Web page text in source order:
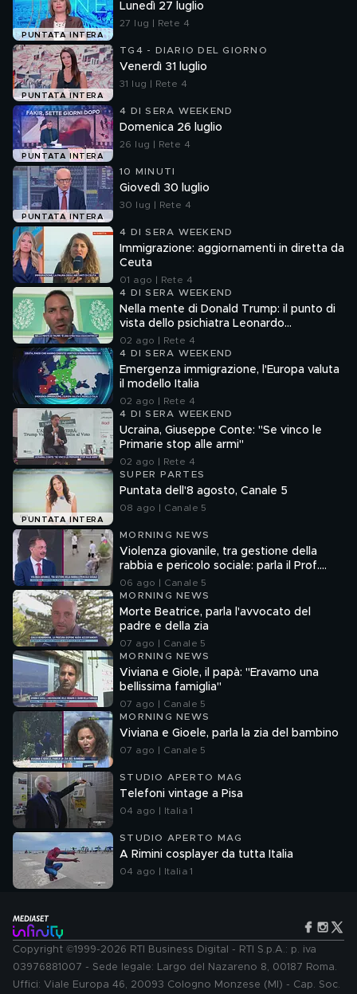
PUNTATA INTERA
Lunedì 27 luglio
27 lug | Rete 4
PUNTATA INTERA
TG4 - DIARIO DEL GIORNO
Venerdì 31 luglio
31 lug | Rete 4
PUNTATA INTERA
4 DI SERA WEEKEND
Domenica 26 luglio
26 lug | Rete 4
PUNTATA INTERA
10 MINUTI
Giovedì 30 luglio
30 lug | Rete 4
4 DI SERA WEEKEND
Immigrazione: aggiornamenti in diretta da
Ceuta
01 ago | Rete 4
4 DI SERA WEEKEND
Nella mente di Donald Trump: il punto di
vista dello psichiatra Leonardo
Mendolicchio
02 ago | Rete 4
4 DI SERA WEEKEND
Emergenza immigrazione, l'Europa valuta
il modello Italia
02 ago | Rete 4
4 DI SERA WEEKEND
Ucraina, Giuseppe Conte: "Se vinco le
Primarie stop alle armi"
02 ago | Rete 4
PUNTATA INTERA
SUPER PARTES
Puntata dell'8 agosto, Canale 5
08 ago | Canale 5
MORNING NEWS
Violenza giovanile, tra gestione della
rabbia e pericolo sociale: parla il Prof.
Pierpaolo Limone
06 ago | Canale 5
MORNING NEWS
Morte Beatrice, parla l'avvocato del
padre e della zia
07 ago | Canale 5
MORNING NEWS
Viviana e Giole, il papà: "Eravamo una
bellissima famiglia"
07 ago | Canale 5
MORNING NEWS
Viviana e Gioele, parla la zia del bambino
07 ago | Canale 5
STUDIO APERTO MAG
Telefoni vintage a Pisa
04 ago | Italia 1
STUDIO APERTO MAG
A Rimini cosplayer da tutta Italia
04 ago | Italia 1
Copyright ©1999-2026 RTI Business Digital - RTI S.p.A.: p. iva
03976881007 - Sede legale: Largo del Nazareno 8, 00187 Roma.
Uffici: Viale Europa 46, 20093 Cologno Monzese (MI) - Cap. Soc.